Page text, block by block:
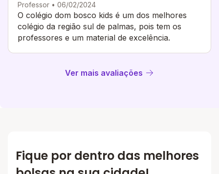
Professor • 06/02/2024
O colégio dom bosco kids é um dos melhores
colégio da região sul de palmas, pois tem os
professores e um material de excelência.
Ver mais avaliações
Fique por dentro das melhores